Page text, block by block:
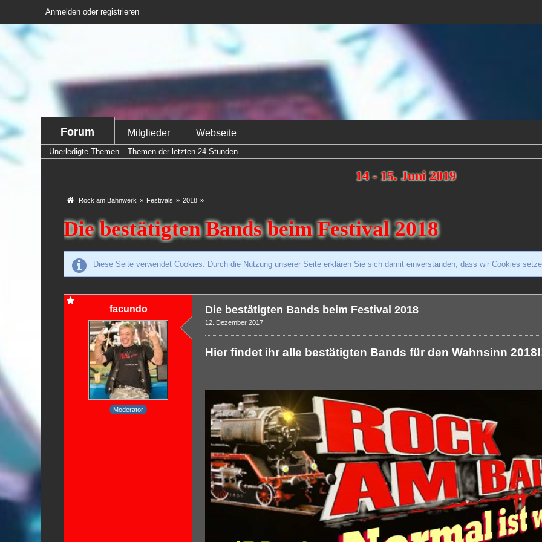
Anmelden oder registrieren
Forum Mitglieder Webseite
Unerledigte Themen Themen der letzten 24 Stunden
14 - 15. Juni 2019
Rock am Bahnwerk » Festivals » 2018 »
Die bestätigten Bands beim Festival 2018
Diese Seite verwendet Cookies. Durch die Nutzung unserer Seite erklären Sie sich damit einverstanden, dass wir Cookies
facundo
Moderator
Die bestätigten Bands beim Festival 2018
12. Dezember 2017
Hier findet ihr alle bestätigten Bands für den Wahnsinn